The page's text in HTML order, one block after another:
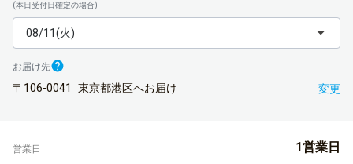
(本日受付日確定の場合)
08/11(火)
お届け先
〒106-0041 東京都港区へお届け 変更
営業日 1営業日